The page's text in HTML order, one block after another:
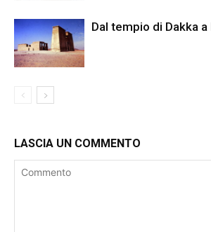
Dal tempio di Dakka a
LASCIA UN COMMENTO